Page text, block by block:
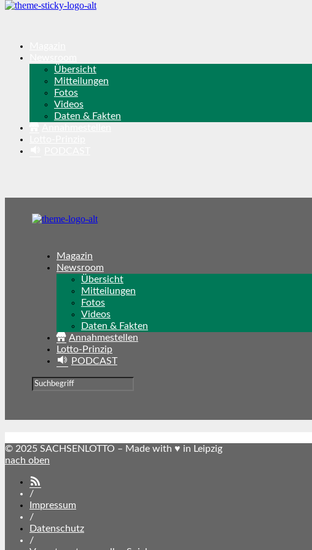
Übersicht
Mitteilungen
Fotos
Videos
Daten & Fakten
Magazin
Newsroom
Übersicht
Mitteilungen
Fotos
Videos
Daten & Fakten
Annahmestellen
Lotto-Prinzip
PODCAST
© 2025 SACHSENLOTTO – Made with ♥ in Leipzig
nach oben
/
Impressum
/
Datenschutz
/